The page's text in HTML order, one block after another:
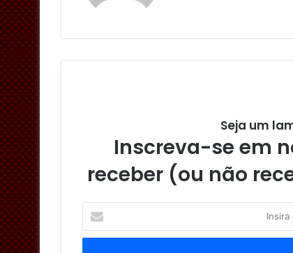
Seja um
Inscreva-se em
receber (ou não
s